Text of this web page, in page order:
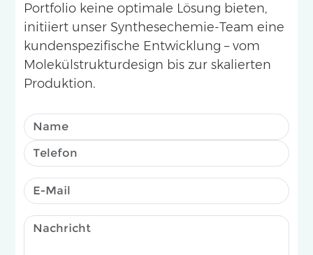
Portfolio keine optimale Lösung bieten,
initiiert unser Synthesechemie-Team eine
kundenspezifische Entwicklung – vom
Molekülstrukturdesign bis zur skalierten
Produktion.